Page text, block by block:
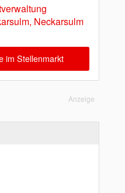
Neckarsulm
im Stellenmarkt
Anzeige